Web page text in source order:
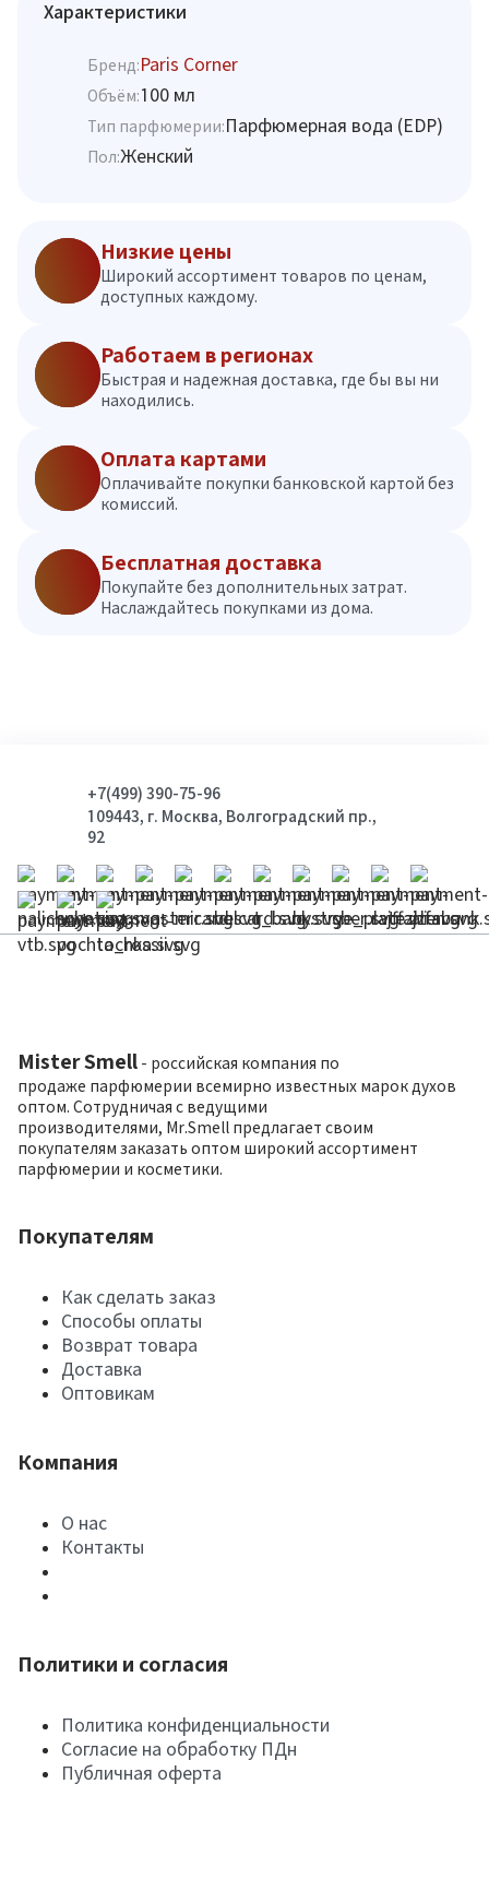
Характеристики
Бренд:Paris Corner
Объём:100 мл
Тип парфюмерии:Парфюмерная вода (EDP)
Пол:Женский
Низкие цены
Широкий ассортимент товаров по ценам,
доступных каждому.
Работаем в регионах
Быстрая и надежная доставка, где бы вы ни
находились.
Оплата картами
Оплачивайте покупки банковской картой без
комиссий.
Бесплатная доставка
Покупайте без дополнительных затрат.
Наслаждайтесь покупками из дома.
+7(499) 390-75-96
109443, г. Москва, Волгоградский пр.,
92
Mister Smell - российская компания по
продаже парфюмерии всемирно известных марок духов
оптом. Сотрудничая с ведущими
производителями, Mr.Smell предлагает своим
покупателям заказать оптом широкий ассортимент
парфюмерии и косметики.
Покупателям
Как сделать заказ
Способы оплаты
Возврат товара
Доставка
Оптовикам
Компания
О нас
Контакты
Политики и согласия
Политика конфиденциальности
Согласие на обработку ПДн
Публичная оферта